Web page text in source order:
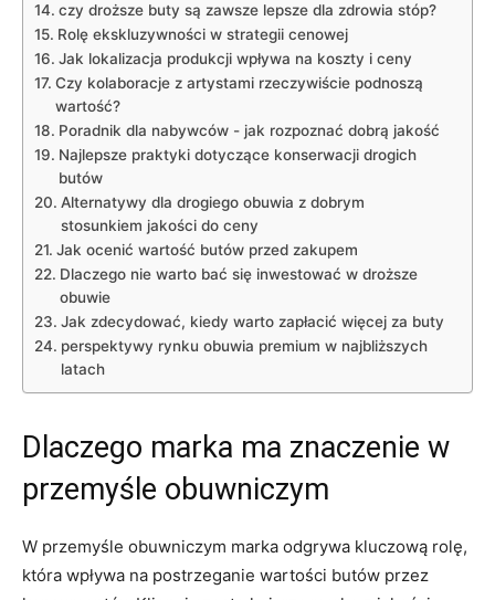
czy ​droższe buty są⁤ zawsze lepsze ‍dla zdrowia stóp?
Rolę​ ekskluzywności ⁤w strategii cenowej
Jak lokalizacja produkcji‍ wpływa na koszty i ceny
Czy kolaboracje z⁢ artystami rzeczywiście podnoszą
wartość?
Poradnik dla nabywców⁢ -‌ jak ‌rozpoznać dobrą jakość
Najlepsze praktyki ⁤dotyczące konserwacji‍ drogich
butów
Alternatywy dla​ drogiego obuwia z dobrym
stosunkiem jakości‌ do ‌ceny
Jak ocenić ‍wartość butów przed zakupem
Dlaczego nie‍ warto bać się ⁣inwestować ⁢w droższe​
obuwie
Jak zdecydować, ⁢kiedy warto⁣ zapłacić więcej​ za buty
perspektywy rynku obuwia premium ‌w najbliższych
latach
Dlaczego​ marka​ ma znaczenie ‌w
przemyśle obuwniczym
W przemyśle obuwniczym marka odgrywa kluczową rolę,
która wpływa‌ na ‌postrzeganie⁣ wartości butów‍ przez